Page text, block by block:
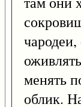
менять
облик.